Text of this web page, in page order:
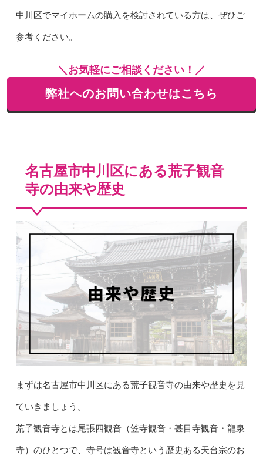
中川区でマイホームの購入を検討されている方は、ぜひご
参考ください。
＼お気軽にご相談ください！／
弊社へのお問い合わせはこちら
名古屋市中川区にある荒子観音
寺の由来や歴史
まずは名古屋市中川区にある荒子観音寺の由来や歴史を見
ていきましょう。
荒子観音寺とは尾張四観音（笠寺観音・甚目寺観音・龍泉
寺）のひとつで、寺号は観音寺という歴史ある天台宗のお